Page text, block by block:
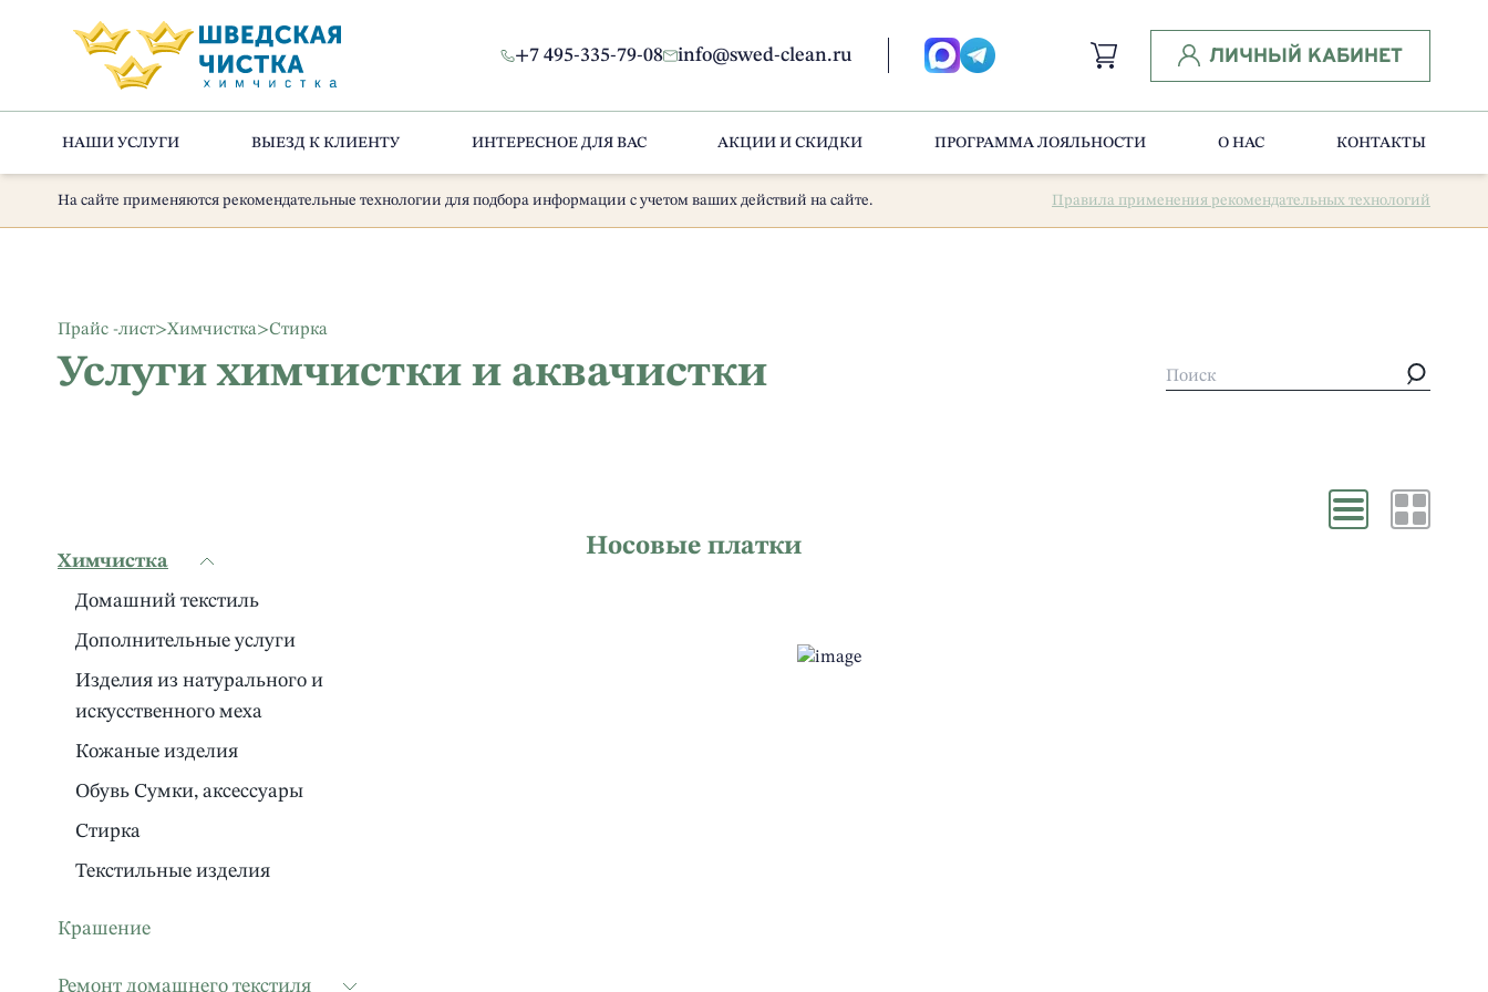
+7 495-335-79-08 info@swed-clean.ru ЛИЧНЫЙ КАБИНЕТ
НАШИ УСЛУГИ ВЫЕЗД К КЛИЕНТУ ИНТЕРЕСНОЕ ДЛЯ ВАС АКЦИИ И СКИДКИ ПРОГРАММА ЛОЯЛЬНОСТИ О НАС КОНТАКТЫ
На сайте применяются рекомендательные технологии для подбора информации с учетом ваших действий на сайте. Правила применения рекомендательных технологий
Прайс -лист>Химчистка>Стирка
Услуги химчистки и аквачистки
Химчистка
Домашний текстиль
Дополнительные услуги
Изделия из натурального и
искусственного меха
Кожаные изделия
Обувь Сумки, аксессуары
Стирка
Текстильные изделия
Крашение
Ремонт домашнего текстиля
Носовые платки